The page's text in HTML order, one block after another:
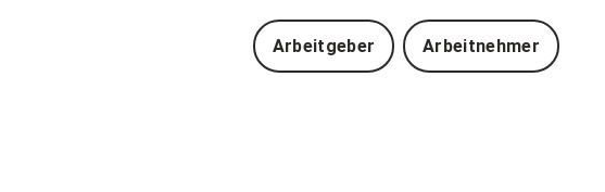
Arbeitgeber Arbeitnehmer